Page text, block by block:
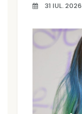
31 IUL. 2026